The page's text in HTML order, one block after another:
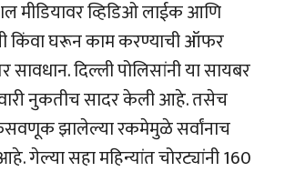
मीडियावर व्हिडिओ लाईक आणि
किंवा घरून काम करण्याची ऑफर
दिल्ली पोलिसांनी या सायबर
नुकतीच सादर केली आहे. तसेच
झालेल्या रकमेमुळे सर्वांनाच
गेल्या सहा महिन्यांत चोरट्यांनी 160